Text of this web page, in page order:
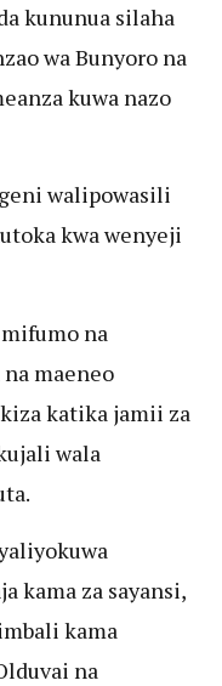
kununua silaha
wa Bunyoro na
kuwa nazo
walipowasili
kwa wenyeji
na
maeneo
katika jamii za
wala
kama za sayansi,
kama
na